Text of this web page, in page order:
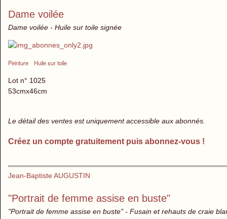
Dame voilée
Dame voilée - Huile sur toile signée
Peinture Huile sur toile
Lot n° 1025
53cmx46cm
Le détail des ventes est uniquement accessible aux abonnés.
Créez un compte gratuitement puis abonnez-vous !
Jean-Baptiste AUGUSTIN
"Portrait de femme assise en buste"
"Portrait de femme assise en buste" - Fusain et rehauts de craie